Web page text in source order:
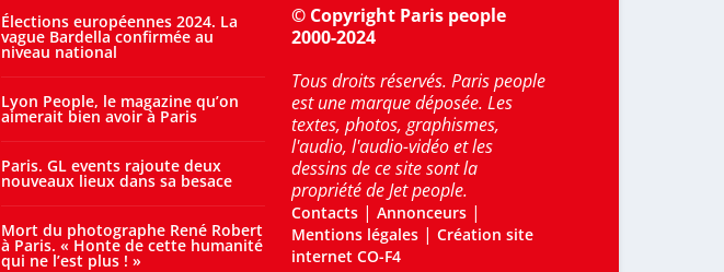
Élections européennes 2024. La
vague Bardella confirmée au
niveau national
Lyon People, le magazine qu’on
aimerait bien avoir à Paris
Paris. GL events rajoute deux
nouveaux lieux dans sa besace
Mort du photographe René Robert
à Paris. « Honte de cette humanité
qui ne l’est plus ! »
© Copyright Paris people
2000-2024
Tous droits réservés. Paris people
est une marque déposée. Les
textes, photos, graphismes,
l'audio, l'audio-vidéo et les
dessins de ce site sont la
propriété de Jet people.
Contacts |Annonceurs |
Mentions légales |Création site
internet CO-F4